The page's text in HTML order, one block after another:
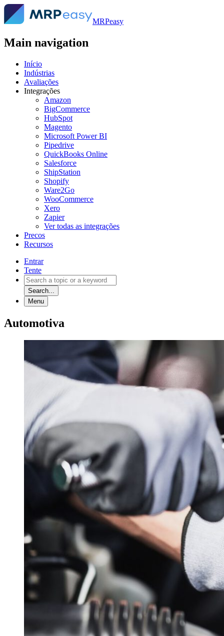
MRPeasy
Main navigation
Início
Indústrias
Avaliações
Integrações
Amazon
BigCommerce
HubSpot
Magento
Microsoft Power BI
Pipedrive
QuickBooks Online
Salesforce
ShipStation
Shopify
Ware2Go
WooCommerce
Xero
Zapier
Ver todas as integrações
Precos
Recursos
Entrar
Tente
Search...
Menu
Automotiva